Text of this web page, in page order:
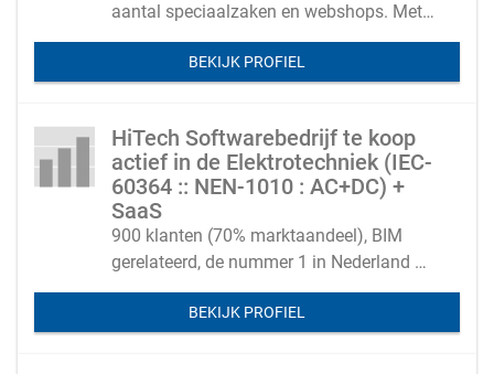
aantal speciaalzaken en webshops. Met
eigen merk en gezonde marges.
BEKIJK PROFIEL
HiTech Softwarebedrijf te koop
actief in de Elektrotechniek (IEC-
60364 :: NEN-1010 : AC+DC) +
SaaS
900 klanten (70% marktaandeel), BIM
gerelateerd, de nummer 1 in Nederland en
internationaal op te schalen
BEKIJK PROFIEL